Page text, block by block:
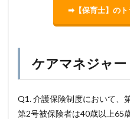
➡【保育士】のト
ケアマネジャー
Q1. 介護保険制度において、
第2号被保険者は40歳以上65